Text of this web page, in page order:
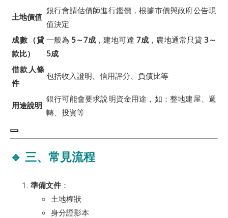
土地價值
銀行會請估價師進行鑑價，根據市價與政府公告現
值決定
成數（貸
款比）
一般為 5～7成 ，建地可達 7成，農地通常只貸3～
5成
借款人條
件
包括收入證明、信用評分、負債比等
用途說明
銀行可能會要求說明資金用途，如：整地建屋、週
轉、投資等
🔹 三、常見流程
準備文件 ：
土地權狀
身分證影本